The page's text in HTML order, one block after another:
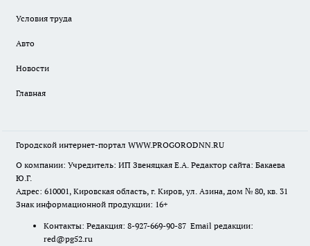
Условия труда
Авто
Новости
Главная
Городской интернет-портал WWW.PROGORODNN.RU
О компании: Учредитель: ИП Звеняцкая Е.А. Редактор сайта: Бакаева
Ю.Г.
Адрес: 610001, Кировская область, г. Киров, ул. Азина, дом № 80, кв. 31
Знак информационной продукции: 16+
Контакты: Редакция: 8-927-669-90-87 Email редакции:
red@pg52.ru